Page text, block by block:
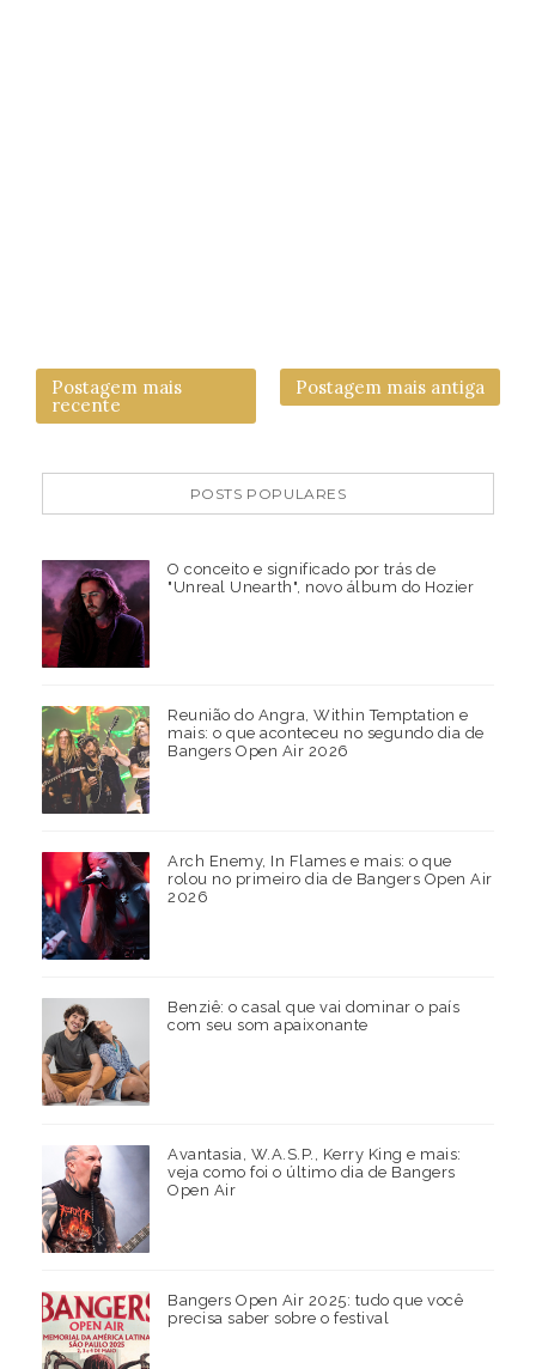
Postagem mais
recente
Postagem mais antiga
POSTS POPULARES
O conceito e significado por trás de
"Unreal Unearth", novo álbum do Hozier
Reunião do Angra, Within Temptation e
mais: o que aconteceu no segundo dia de
Bangers Open Air 2026
Arch Enemy, In Flames e mais: o que
rolou no primeiro dia de Bangers Open Air
2026
Benziê: o casal que vai dominar o país
com seu som apaixonante
Avantasia, W.A.S.P., Kerry King e mais:
veja como foi o último dia de Bangers
Open Air
Bangers Open Air 2025: tudo que você
precisa saber sobre o festival